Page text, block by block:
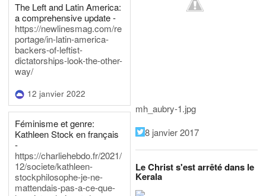
The Left and Latin America:
a comprehensive update -
https://newlinesmag.com/re
portage/in-latin-america-
backers-of-leftist-
dictatorships-look-the-other-
way/
12 janvier 2022
Féminisme et genre:
Kathleen Stock en français
-
https://charliehebdo.fr/2021/
12/societe/kathleen-
stockphilosophe-je-ne-
mattendais-pas-a-ce-que-
mh_aubry-1.jpg
8 janvier 2017
Le Christ s'est arrêté dans le
Kerala